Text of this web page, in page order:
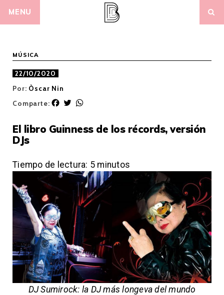
MENU
MÚSICA
22/10/2020
Por: Òscar Nin
Comparte:
F
e
o
k
T
t
r
t
p
p
El libro Guinness de los récords, versión
DJs
Tiempo de lectura: 5 minutos
DJ Sumirock: la DJ más longeva del mundo